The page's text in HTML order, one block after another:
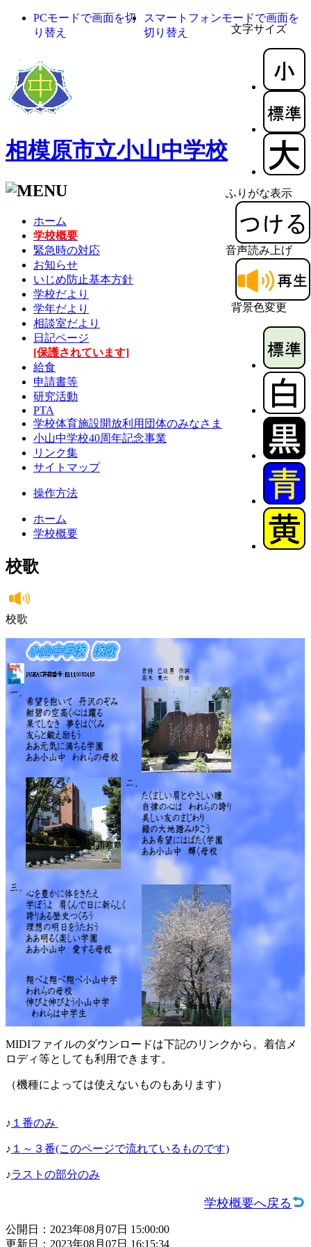
文字サイズ
ふりがな表示
音声読み上げ
背景色変更
PCモードで画面を切
り替え
スマートフォンモードで画面を
切り替え
相模原市立小山中学校
ホーム
学校概要
緊急時の対応
お知らせ
いじめ防止基本方針
学校だより
学年だより
相談室だより
日記ページ
[保護されています]
給食
申請書等
研究活動
PTA
学校体育施設開放利用団体のみなさま
小山中学校40周年記念事業
リンク集
サイトマップ
操作方法
ホーム
学校概要
校歌
校歌
MIDIファイルのダウンロードは下記のリンクから。着信メ
ロディ等としても利用できます。
（機種によっては使えないものもあります）
♪ １番のみ
♪ １～３番(このページで流れているものです)
♪ラストの部分のみ
学校概要へ戻る
公開日：2023年08月07日 15:00:00
更新日：2023年08月07日 16:15:34